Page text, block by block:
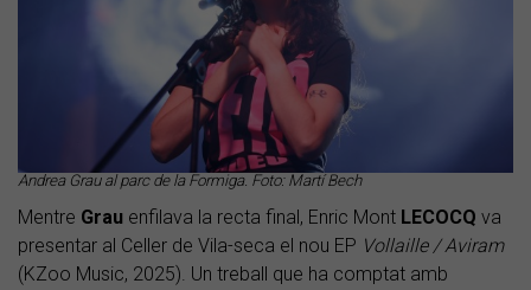
Andrea Grau al parc de la Formiga. Foto: Martí Bech
Mentre Grau enfilava la recta final, Enric Mont LECOCQ va
presentar al Celler de Vila-seca el nou EP Vollaille / Aviram
(KZoo Music, 2025). Un treball que ha comptat amb